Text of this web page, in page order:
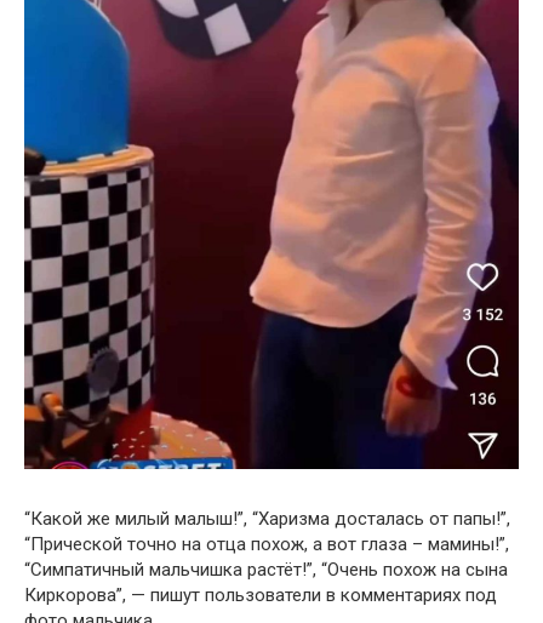
“Какой же милый малыш!”, “Харизма досталась от папы!”,
“Прической точно на отца похож, а вот глаза – мамины!”,
“Симпатичный мальчишка растёт!”, “Очень похож на сына
Киркорова”, — пишут пользователи в комментариях под